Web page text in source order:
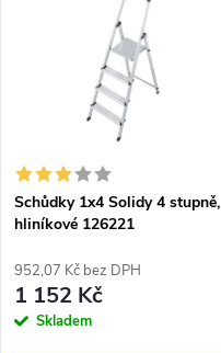
Schůdky 1x4 Solidy 4 stupně,
hliníkové 126221
952,07 Kč bez DPH
1 152 Kč
Skladem